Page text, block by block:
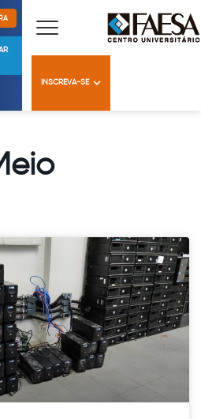
INSCREVA-SE